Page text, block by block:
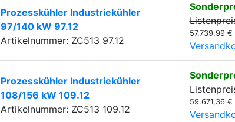
Prozesskühler Industriekühler
97/140 kW 97.12
Artikelnummer: ZC513 97.12
57.739,99 €
Prozesskühler Industriekühler
108/156 kW 109.12
Artikelnummer: ZC513 109.12
59.671,36 €